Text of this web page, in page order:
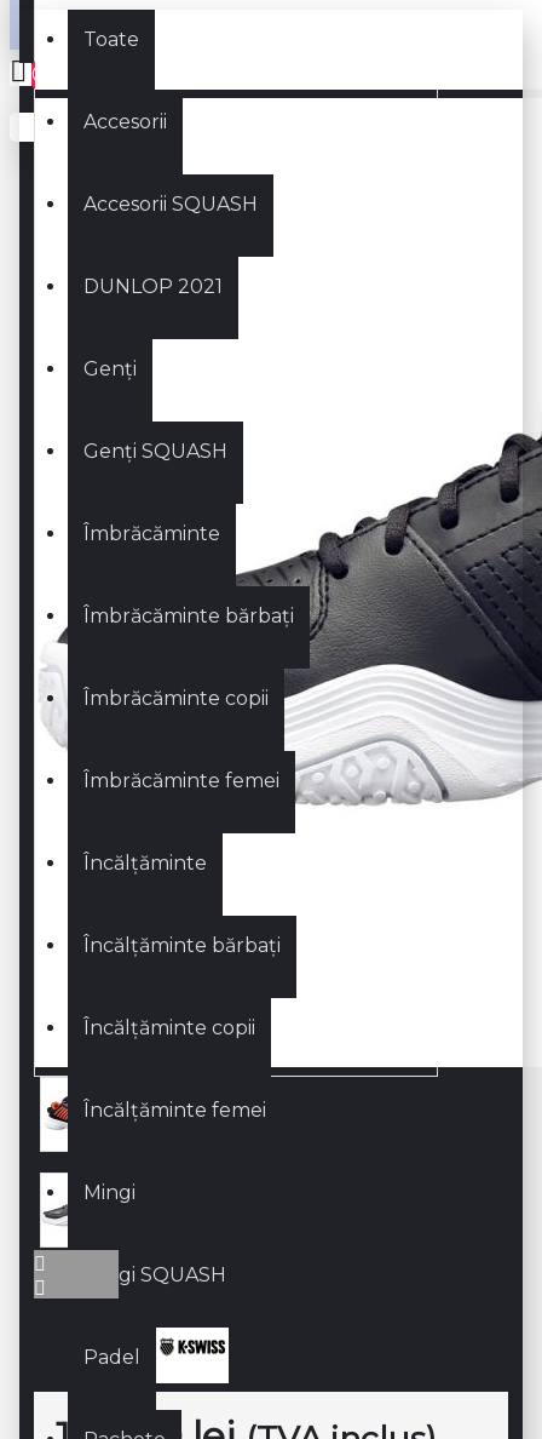
Toate
Accesorii
Accesorii SQUASH
DUNLOP 2021
Genți
Genți SQUASH
Îmbrăcăminte
Îmbrăcăminte bărbați
Îmbrăcăminte copii
Îmbrăcăminte femei
Încălțăminte
Încălțăminte bărbați
Încălțăminte copii
Încălțăminte femei
Mingi
Mingi SQUASH
Padel
0
Coșul este gol!